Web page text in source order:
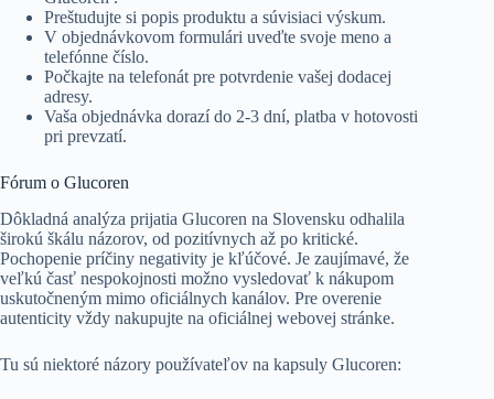
Preštudujte si popis produktu a súvisiaci výskum.
V objednávkovom formulári uveďte svoje meno a
telefónne číslo.
Počkajte na telefonát pre potvrdenie vašej dodacej
adresy.
Vaša objednávka dorazí do 2-3 dní, platba v hotovosti
pri prevzatí.
Fórum o Glucoren
Dôkladná analýza prijatia Glucoren na Slovensku odhalila
širokú škálu názorov, od pozitívnych až po kritické.
Pochopenie príčiny negativity je kľúčové. Je zaujímavé, že
veľkú časť nespokojnosti možno vysledovať k nákupom
uskutočneným mimo oficiálnych kanálov. Pre overenie
autenticity vždy nakupujte na oficiálnej webovej stránke.
Tu sú niektoré názory používateľov na kapsuly Glucoren: